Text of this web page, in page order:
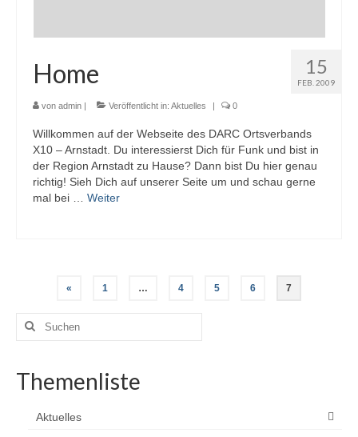
15
FEB. 2009
Home
von admin | Veröffentlicht in: Aktuelles | 0
Willkommen auf der Webseite des DARC Ortsverbands
X10 – Arnstadt. Du interessierst Dich für Funk und bist in
der Region Arnstadt zu Hause? Dann bist Du hier genau
richtig! Sieh Dich auf unserer Seite um und schau gerne
mal bei … Weiter
Seitennummerierung
der
Beiträge
« 1 … 4 5 6 7
Suchen
Themenliste
Aktuelles